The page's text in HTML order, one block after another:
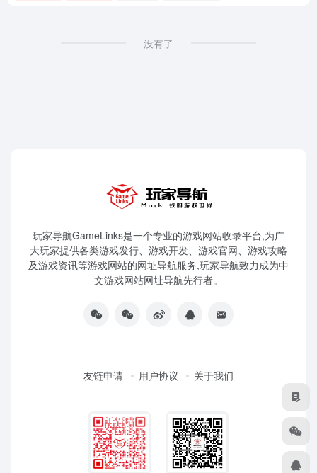
没有了
玩家导航GameLinks是一个专业的游戏网站收录平台,为广
大玩家提供各类游戏发行、游戏开发、游戏官网、游戏攻略
及游戏资讯等游戏网站的网址导航服务,玩家导航致力成为中
文游戏网站网址导航先行者。
友链申请 用户协议 关于我们